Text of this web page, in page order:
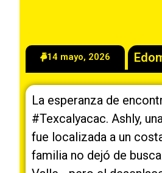
14 mayo, 2026
La esperanza de
#Texcalyacac. Ashly,
fue localizada a un
familia no dejó de